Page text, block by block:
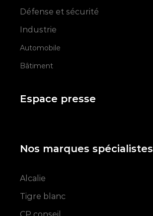
Défense et sécurité
Industrie
Automobile
Bâtiment
Espace presse
Nos marques spécialistes
Alcalie
Tigre blanc